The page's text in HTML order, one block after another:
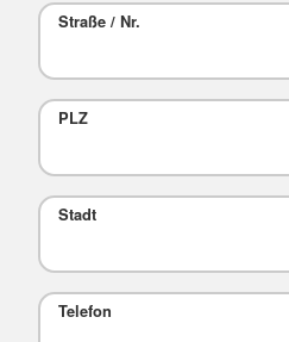
Straße / Nr.
PLZ
Stadt
Telefon